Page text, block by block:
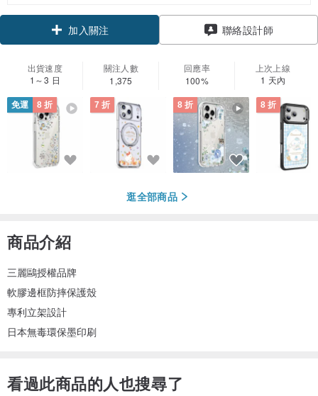
加入關注
聯絡設計師
出貨速度
1～3 日
關注人數
1,375
回應率
100%
上次上線
1 天內
免運 8 折 7 折 8 折 8 折
逛全部商品
商品介紹
三麗鷗授權品牌
軟膠邊框防摔保護殼
專利立架設計
日本無毒環保墨印刷
看過此商品的人也搜尋了